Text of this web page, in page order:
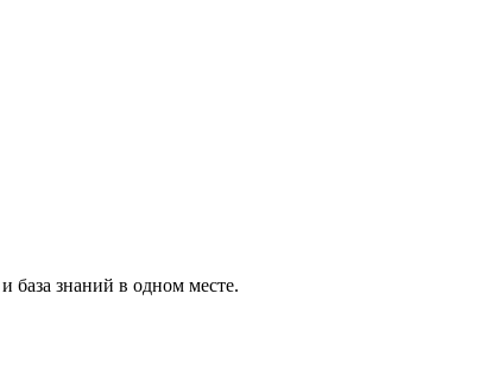
база знаний в одном месте.